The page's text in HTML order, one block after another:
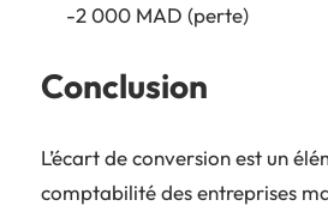
-2 000 MAD (perte)
Conclusion
L’écart de conversion est un
comptabilité des entreprises